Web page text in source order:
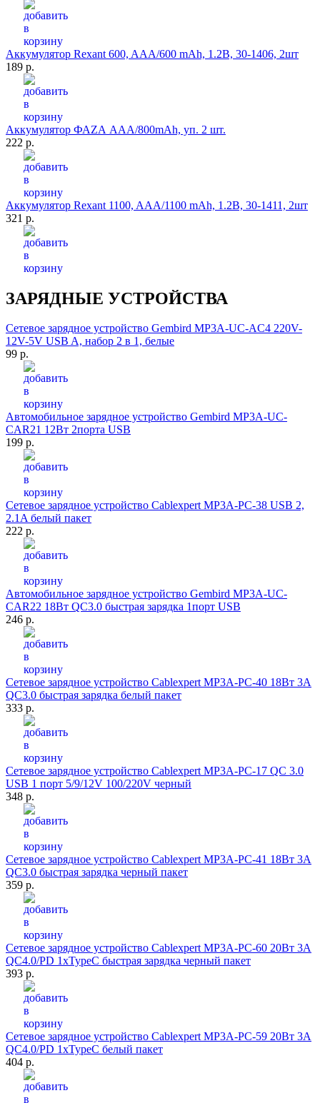
Аккумулятор Rexant 600, AAA/600 mAh, 1.2B, 30-1406, 2шт
189 р.
Аккумулятор ФАZА AAA/800mAh, уп. 2 шт.
222 р.
Аккумулятор Rexant 1100, AAA/1100 mAh, 1.2B, 30-1411, 2шт
321 р.
ЗАРЯДНЫЕ УСТРОЙСТВА
Сетевое зарядное устройство Gembird MP3A-UC-AC4 220V-
12V-5V USB A, набор 2 в 1, белые
99 р.
Автомобильное зарядное устройство Gembird MP3A-UC-
CAR21 12Вт 2порта USB
199 р.
Сетевое зарядное устройство Cablexpert MP3A-PC-38 USB 2,
2.1A белый пакет
222 р.
Автомобильное зарядное устройство Gembird MP3A-UC-
CAR22 18Вт QC3.0 быстрая зарядка 1порт USB
246 р.
Сетевое зарядное устройство Cablexpert MP3A-PC-40 18Вт 3A
QC3.0 быстрая зарядка белый пакет
333 р.
Сетевое зарядное устройство Cablexpert MP3A-PC-17 QC 3.0
USB 1 порт 5/9/12V 100/220V черный
348 р.
Сетевое зарядное устройство Cablexpert MP3A-PC-41 18Вт 3A
QC3.0 быстрая зарядка черный пакет
359 р.
Сетевое зарядное устройство Cablexpert MP3A-PC-60 20Вт 3A
QC4.0/PD 1xTypeC быстрая зарядка черный пакет
393 р.
Сетевое зарядное устройство Cablexpert MP3A-PC-59 20Вт 3A
QC4.0/PD 1xTypeC белый пакет
404 р.